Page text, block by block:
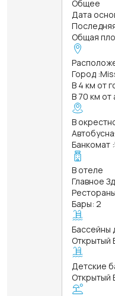
Общее
Дата
Общая
Город :
В 4 км от
В 70 км от
В
Банкомат :
В отеле
Главное
Бары: 2
Бассейны
Открытый
Детские
Открытый